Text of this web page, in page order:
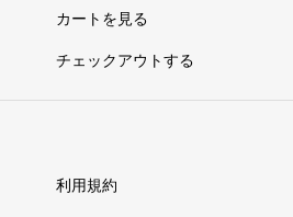
カートを見る
チェックアウトする
利用規約